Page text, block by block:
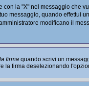
la "X" nel messaggio che
messaggio, quando effettui
modificano il
firmaquando scrivi un
la firma deselezionando